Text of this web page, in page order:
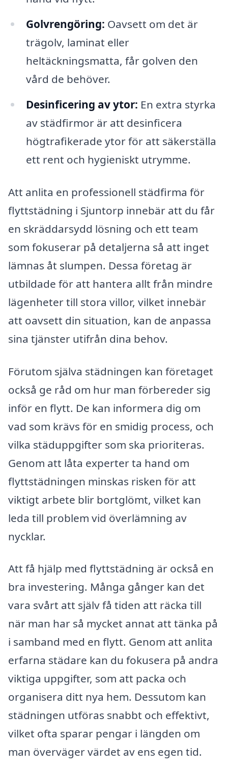
Golvrengöring: Oavsett om det är
trägolv, laminat eller
heltäckningsmatta, får golven den
vård de behöver.
Desinficering av ytor: En extra styrka
av städfirmor är att desinficera
högtrafikerade ytor för att säkerställa
ett rent och hygieniskt utrymme.
Att anlita en professionell städfirma för
flyttstädning i Sjuntorp innebär att du får
en skräddarsydd lösning och ett team
som fokuserar på detaljerna så att inget
lämnas åt slumpen. Dessa företag är
utbildade för att hantera allt från mindre
lägenheter till stora villor, vilket innebär
att oavsett din situation, kan de anpassa
sina tjänster utifrån dina behov.
Förutom själva städningen kan företaget
också ge råd om hur man förbereder sig
inför en flytt. De kan informera dig om
vad som krävs för en smidig process, och
vilka städuppgifter som ska prioriteras.
Genom att låta experter ta hand om
flyttstädningen minskas risken för att
viktigt arbete blir bortglömt, vilket kan
leda till problem vid överlämning av
nycklar.
Att få hjälp med flyttstädning är också en
bra investering. Många gånger kan det
vara svårt att själv få tiden att räcka till
när man har så mycket annat att tänka på
i samband med en flytt. Genom att anlita
erfarna städare kan du fokusera på andra
viktiga uppgifter, som att packa och
organisera ditt nya hem. Dessutom kan
städningen utföras snabbt och effektivt,
vilket ofta sparar pengar i längden om
man överväger värdet av ens egen tid.